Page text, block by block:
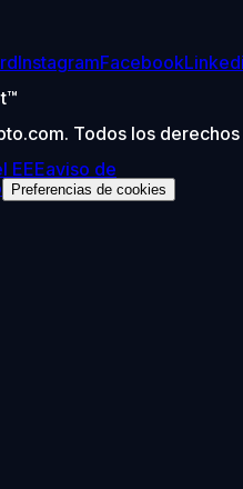
InstagramFacebook
Todos los derechos
EEEaviso de
Preferencias de cookies